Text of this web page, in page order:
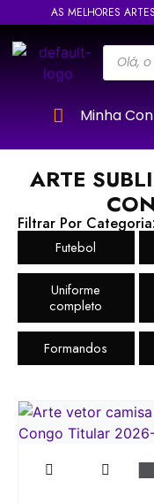
AS MELHORES
Minha
ARTE
Filtrar Por Categoria:
Futebol
Uniforme
completo
Formandos